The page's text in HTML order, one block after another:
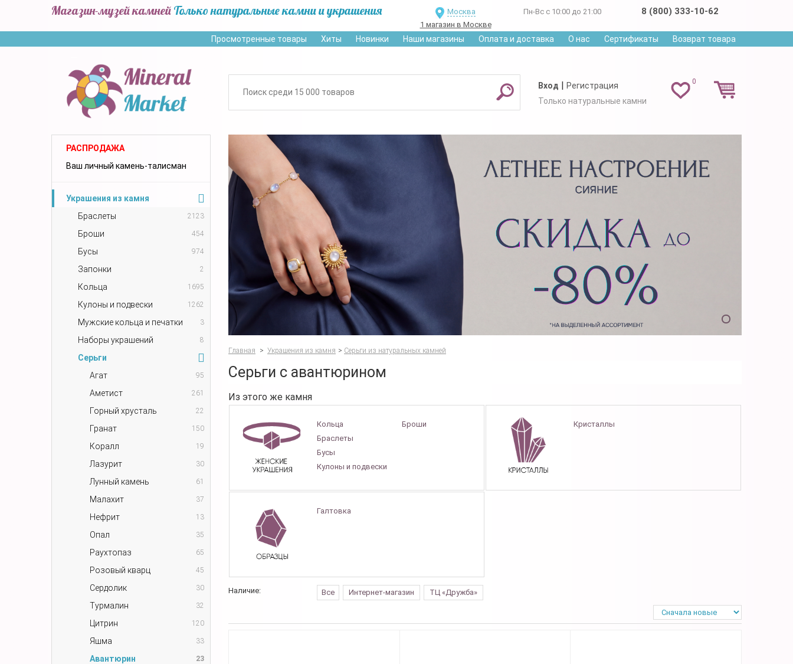
Магазин-музей камней Только натуральные камни и украшения
Москва
1 магазин в Москве
Пн-Вс с 10:00 до 21:00 8 (800) 333-10-62
Просмотренные товары Хиты Новинки Наши магазины Оплата и доставка О нас Сертификаты Возврат товара
0
Вход | Регистрация
Только натуральные камни
РАСПРОДАЖА
Ваш личный камень-талисман
Украшения из камня
Браслеты
2123
Броши 454
Бусы 974
Запонки 2
Кольца 1695
Кулоны и подвески 1262
Мужские кольца и печатки 3
Наборы украшений 8
Серьги
Агат
95
Аметист 261
Горный хрусталь 22
Гранат 150
Коралл 19
Лазурит 30
Лунный камень 61
Малахит 37
Нефрит 13
Опал 35
Раухтопаз 65
Розовый кварц 45
Сердолик 30
Турмалин 32
Цитрин 120
Яшма 33
Авантюрин 23
Главная > Украшения из камня > Серьги из натуральных камней
Серьги с авантюрином
Из этого же камня
Кольца
Браслеты
Бусы
Кулоны и подвески
Броши Кристаллы
Галтовка
Наличие: Все Интернет-магазин ТЦ «Дружба»